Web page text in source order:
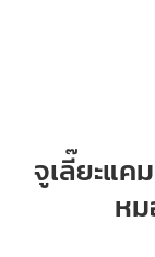
จูเลี๊ยะแค
ห